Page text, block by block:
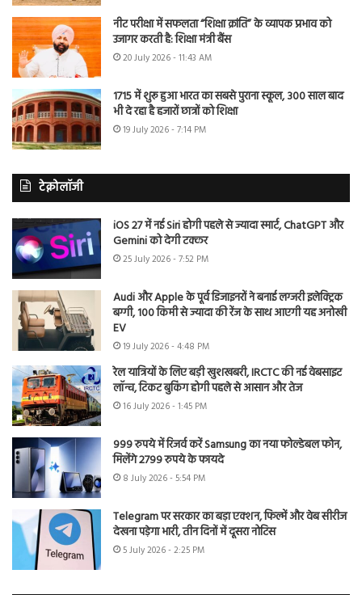
नीट परीक्षा में सफलता “शिक्षा क्रांति” के व्यापक प्रभाव को
उजागर करती है: शिक्षा मंत्री बैंस
20 July 2026 - 11:43 AM
1715 में शुरू हुआ भारत का सबसे पुराना स्कूल, 300 साल बाद
भी दे रहा है हजारों छात्रों को शिक्षा
19 July 2026 - 7:14 PM
टेक्नोलॉजी
iOS 27 में नई Siri होगी पहले से ज्यादा स्मार्ट, ChatGPT और
Gemini को देगी टक्कर
25 July 2026 - 7:52 PM
Audi और Apple के पूर्व डिजाइनरों ने बनाई लग्जरी इलेक्ट्रिक
बग्गी, 100 किमी से ज्यादा की रेंज के साथ आएगी यह अनोखी
EV
19 July 2026 - 4:48 PM
रेल यात्रियों के लिए बड़ी खुशखबरी, IRCTC की नई वेबसाइट
लॉन्च, टिकट बुकिंग होगी पहले से आसान और तेज
16 July 2026 - 1:45 PM
999 रुपये में रिजर्व करें Samsung का नया फोल्डेबल फोन,
मिलेंगे 2799 रुपये के फायदे
8 July 2026 - 5:54 PM
Telegram पर सरकार का बड़ा एक्शन, फिल्में और वेब सीरीज
देखना पड़ेगा भारी, तीन दिनों में दूसरा नोटिस
5 July 2026 - 2:25 PM